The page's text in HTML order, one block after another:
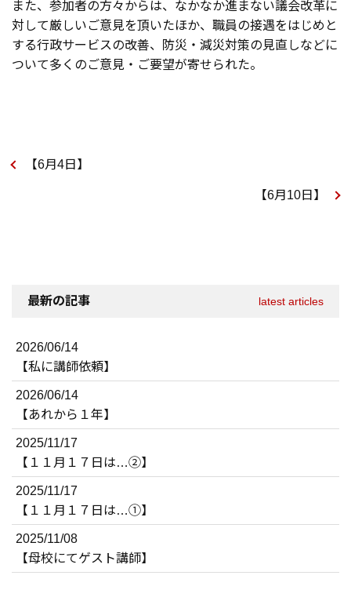
また、参加者の方々からは、なかなか進まない議会改革に
対して厳しいご意見を頂いたほか、職員の接遇をはじめと
する行政サービスの改善、防災・減災対策の見直しなどに
ついて多くのご意見・ご要望が寄せられた。
【6月4日】
【6月10日】
最新の記事 latest articles
2026/06/14
【私に講師依頼】
2026/06/14
【あれから１年】
2025/11/17
【１１月１７日は…②】
2025/11/17
【１１月１７日は…①】
2025/11/08
【母校にてゲスト講師】